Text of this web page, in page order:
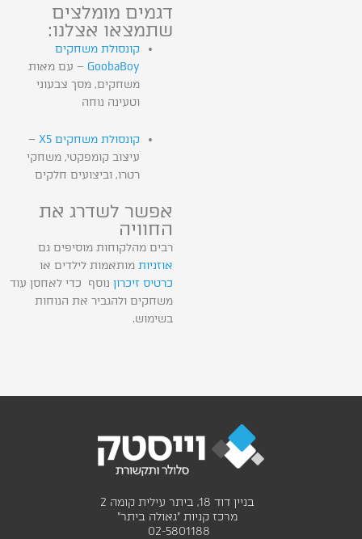
דגמים מומלצים
שתמצאו אצלנו:
קונסולת משחקים
GoobaBoy – עם מאות
משחקים, מסך צבעוני
וטעינה נוחה
קונסולת משחקים X5
–
עיצוב קומפקטי, משחקי
רטרו, וביצועים חלקים
אפשר לשדרג את
החוויה
רבים מהלקוחות מוסיפים גם
אוזניות מותאמות לילדים או
כרטיס זיכרון נוסף כדי לאחסן עוד
משחקים ולהגביר את הנוחות
בשימוש.
בניין דוד 18, ביתר עילית קומה 2
מרכז קניות "גאולה ביתר"
02-5801188 ‎